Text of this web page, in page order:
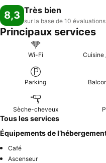
8,3 Très bien
sur la base de 10
Principaux services
Wi-Fi Cuisine
Parking
Sèche-cheveux
Tous les services
Équipements de
Café
Ascenseur